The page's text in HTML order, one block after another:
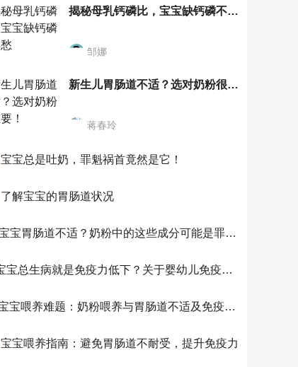
揭秘母乳钙磷比，宝宝缺钙磷不再愁
邹娜
新生儿胃肠道不适？选对奶粉很重要！
蒋春玲
宝宝总是吐奶，罪魁祸首竟然是它！
了解宝宝的胃肠道状况
宝宝胃肠道不适？奶粉中的这些成分可能是罪魁祸首！
宝宝总生病就是免疫力低下？关于婴幼儿免疫力的真相，家长必须了解！
宝宝喂养难题：奶粉喂养与胃肠道不适及免疫力提升的奥秘
宝宝喂养指南：避免胃肠道不耐受，提升免疫力